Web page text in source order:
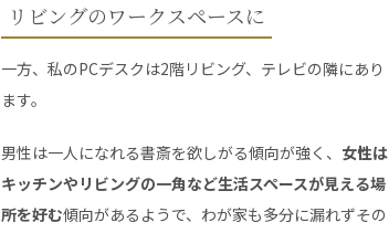
リビングのワークスペースに
一方、私のPCデスクは2階リビング、テレビの隣にあり
ます。
男性は一人になれる書斎を欲しがる傾向が強く、 女性は
キッチンやリビングの一角など生活スペースが見える場
所を好む傾向があるようで、わが家も多分に漏れずその